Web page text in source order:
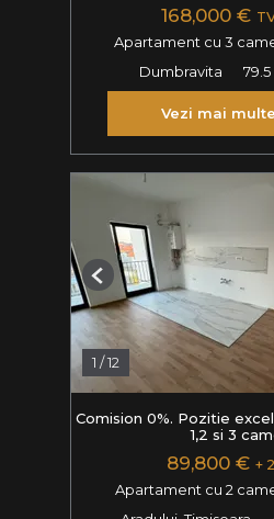
168,000 €
Apartament cu 3
Dumbravita
Vezi mai
1 /12
Previous
Comision 0%. Pozitie
1,2 si 3
89,800 € +
Apartament cu 2